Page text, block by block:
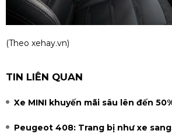
(Theo xehay.vn)
TIN LIÊN QUAN
Xe MINI khuyến mãi sâu lên đến
Peugeot 408: Trang bị như xe